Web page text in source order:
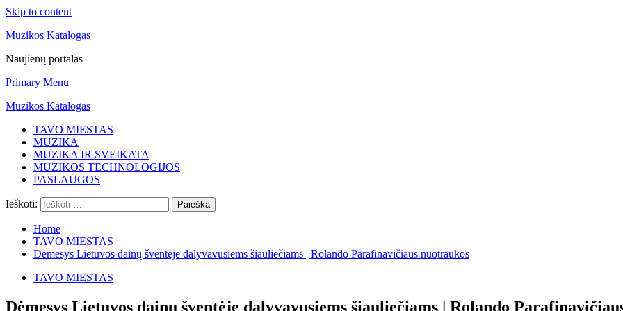
Skip to content
Muzikos Katalogas
Naujienų portalas
Primary Menu
Muzikos Katalogas
TAVO MIESTAS
MUZIKA
MUZIKA IR SVEIKATA
MUZIKOS TECHNOLOGIJOS
PASLAUGOS
Ieškoti:
Home
TAVO MIESTAS
Dėmesys Lietuvos dainų šventėje dalyvavusiems šiauliečiams | Rolando Parafinavičiaus nuotraukos
TAVO MIESTAS
Dėmesys Lietuvos dainų šventėje dalyvavusiems šiauliečiams | Rolando